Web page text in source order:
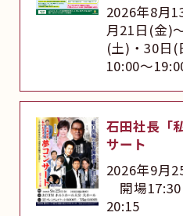
2026年8月
月21日(金)
(土)・30日(
10:00～
石田社長「
サート
2026年9月
開場
20:15